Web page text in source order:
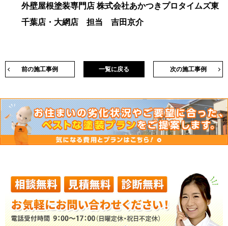
外壁屋根塗装専門店 株式会社あかつきプロタイムズ東
千葉店・大網店 担当 吉田京介
前の施工事例 次の施工事例
一覧に戻る